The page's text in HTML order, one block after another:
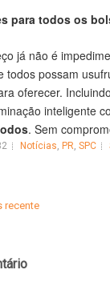
para todos os
já não é
possam
oferecer.
inteligente
. Sem
Notícias, PR, SPC
recente